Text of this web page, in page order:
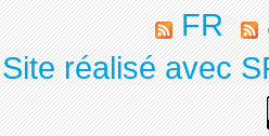
FR
Site réalisé avec